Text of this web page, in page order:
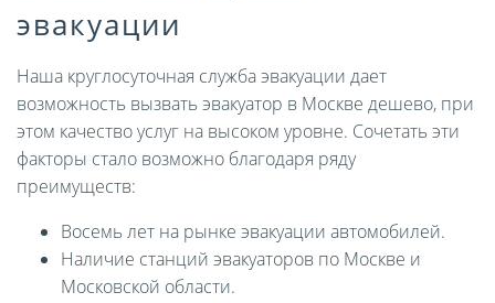
эвакуации
Наша круглосуточная служба эвакуации дает
возможность вызвать эвакуатор в Москве дешево, при
этом качество услуг на высоком уровне. Сочетать эти
факторы стало возможно благодаря ряду
преимуществ:
Восемь лет на рынке эвакуации автомобилей.
Наличие станций эвакуаторов по Москве и
Московской области.